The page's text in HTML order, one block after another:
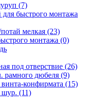
(7)
для быстрого монтажа
мелкая (23)
монтажа (0)
под отверствие (26)
рамного дюбеля (9)
конфирмата (15)
шур. (11)